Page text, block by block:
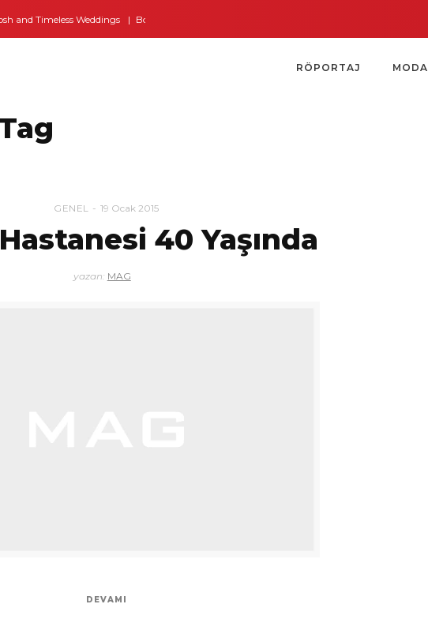
Timeless Weddings Bodrum’dan İngiltere’ye Kısa Bir Yolculuk
RÖPORTAJ MODA
GENEL 19 Ocak 2015
40 Yaşında
yazan: MAG
DEVAMI